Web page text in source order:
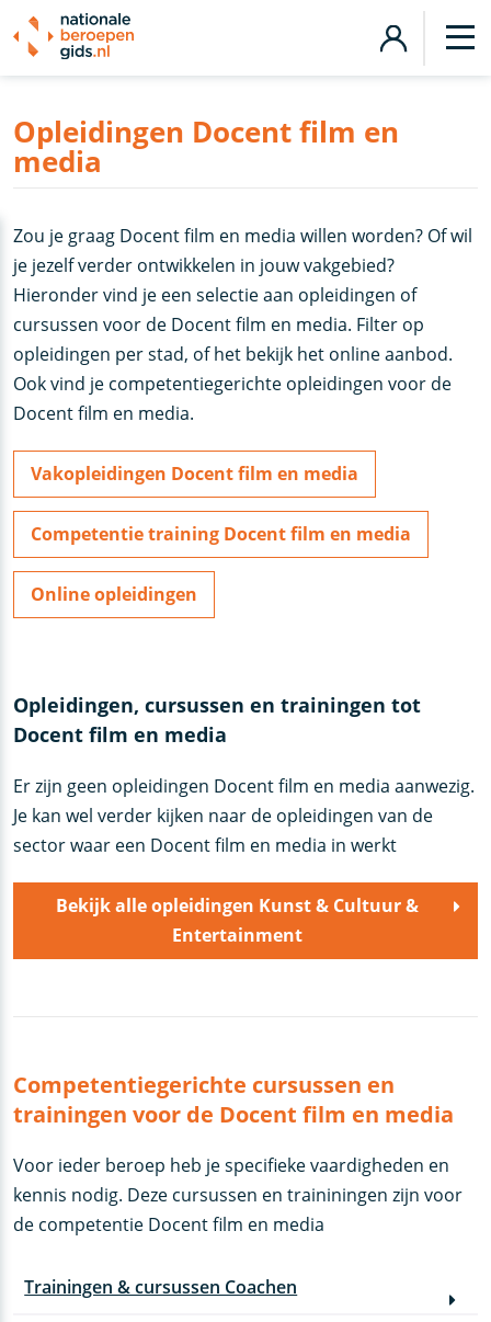
Opleidingen Docent film en
media
Zou je graag Docent film en media willen worden? Of wil
je jezelf verder ontwikkelen in jouw vakgebied?
Hieronder vind je een selectie aan opleidingen of
cursussen voor de Docent film en media. Filter op
opleidingen per stad, of het bekijk het online aanbod.
Ook vind je competentiegerichte opleidingen voor de
Docent film en media.
Vakopleidingen Docent film en media
Competentie training Docent film en media
Online opleidingen
Opleidingen, cursussen en trainingen tot
Docent film en media
Er zijn geen opleidingen Docent film en media aanwezig.
Je kan wel verder kijken naar de opleidingen van de
sector waar een Docent film en media in werkt
Bekijk alle opleidingen Kunst & Cultuur &
Entertainment
Competentiegerichte cursussen en
trainingen voor de Docent film en media
Voor ieder beroep heb je specifieke vaardigheden en
kennis nodig. Deze cursussen en traininingen zijn voor
de competentie Docent film en media
Trainingen & cursussen Coachen